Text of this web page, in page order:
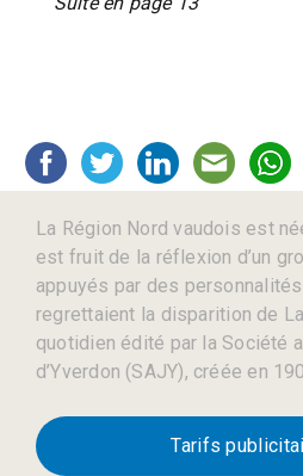
La Région Nord vaudois est
est fruit de la réflexion d’un
appuyés par des
regrettaient la disparition de
quotidien édité par la Société
d’Yverdon (SAJY), créée en
Tarifs